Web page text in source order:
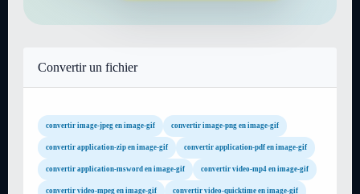
Convertir un fichier
convertir image-jpeg en image-gif convertir image-png en image-gif
convertir application-zip en image-gif convertir application-pdf en image-gif
convertir application-msword en image-gif convertir video-mp4 en image-gif
convertir video-mpeg en image-gif convertir video-quicktime en image-gif